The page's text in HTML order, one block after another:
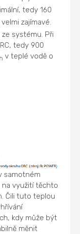
tedy 160
zajímavé.
systému. Při
tedy 900
v teplé vodě o
samotném
na využití těchto
Čili tuto teplou
kdy může být
měnit